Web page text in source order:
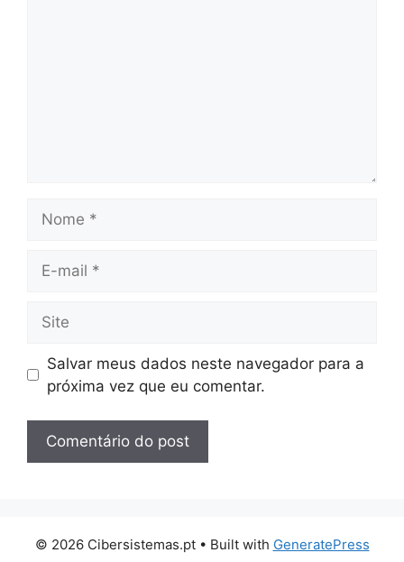
mail
Salvar meus dados neste navegador para a
próxima vez que eu comentar.
© 2026 Cibersistemas.pt• Built with GeneratePress